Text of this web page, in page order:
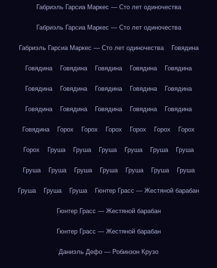
Габриэль Гарсиа Маркес — Сто лет одиночества
Габриэль Гарсиа Маркес — Сто лет одиночества
Габриэль Гарсиа Маркес — Сто лет одиночества Говядина
Говядина Говядина Говядина Говядина Говядина
Говядина Говядина Говядина Говядина Говядина
Говядина Говядина Говядина Говядина Говядина
Говядина Горох Горох Горох Горох Горох Горох
Горох Груша Груша Груша Груша Груша Груша
Груша Груша Груша Груша Груша Груша Груша
Груша Груша Груша Гюнтер Грасс — Жестяной барабан
Гюнтер Грасс — Жестяной барабан
Гюнтер Грасс — Жестяной барабан
Даниэль Дефо — Робинзон Крузо